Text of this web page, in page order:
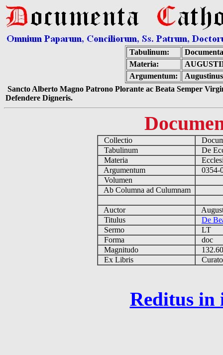
Tabulinum:
Materia:
Argumentum:
Sancto Alberto Magno Patrono Plorante ac Beata Semper
Defendere Digneris.
Collectio
Tabulinum
De
Materia
Argumentum
0354-
Volumen
Ab Columna ad Culumnam
Auctor
Titulus
De
Sermo
LT
Forma
doc
Magnitudo
Ex Libris
Reditus in